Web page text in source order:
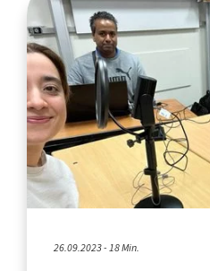
26.09.2023 - 18 Min.